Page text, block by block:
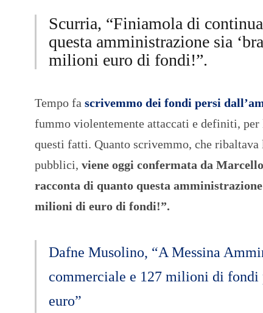
Scurria, “Finiamola di
questa amministrazione sia
milioni euro di fondi!”.
Tempo fa scrivemmo dei fondi persi
fummo violentemente attaccati e definiti, per
questi fatti. Quanto scrivemmo, che
pubblici, viene oggi confermata da
racconta di quanto questa
milioni di euro di fondi!”.
Dafne Musolino, “A Messina
commerciale e 127 milioni di fondi
euro”